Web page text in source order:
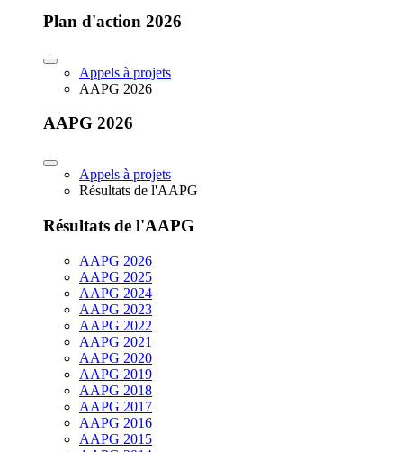
Plan d'action 2026
Appels à projets
AAPG 2026
AAPG 2026
Appels à projets
Résultats de l'AAPG
Résultats de l'AAPG
AAPG 2026
AAPG 2025
AAPG 2024
AAPG 2023
AAPG 2022
AAPG 2021
AAPG 2020
AAPG 2019
AAPG 2018
AAPG 2017
AAPG 2016
AAPG 2015